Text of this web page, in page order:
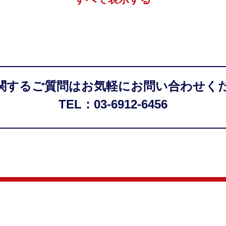
するご質問はお気軽にお問い合わせく
TEL：03-6912-6456